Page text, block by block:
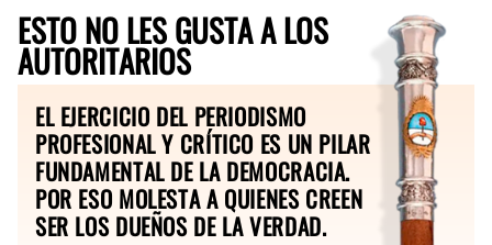
ESTO NO LES GUSTA A LOS
AUTORITARIOS
EL EJERCICIO DEL PERIODISMO
PROFESIONAL Y CRÍTICO ES UN PILAR
FUNDAMENTAL DE LA DEMOCRACIA.
POR ESO MOLESTA A QUIENES CREEN
SER LOS DUEÑOS DE LA VERDAD.